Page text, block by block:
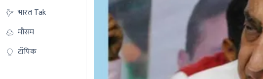
भारत Tak
मौसम
टॉपिक